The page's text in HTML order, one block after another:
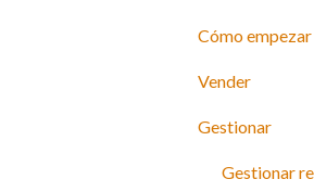
Cómo empezar
Su inventario
Payyo
Vender
¿Qué
Gestionar
Gestionar